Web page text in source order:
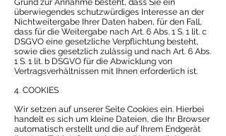
Grund zur Annahme besteht, dass Sie ein
überwiegendes schutzwürdiges Interesse an der
Nichtweitergabe Ihrer Daten haben, für den Fall,
dass für die Weitergabe nach Art. 6 Abs. 1 S. 1 lit. c
DSGVO eine gesetzliche Verpflichtung besteht,
sowie dies gesetzlich zulässig und nach Art. 6 Abs.
1 S. 1 lit. b DSGVO für die Abwicklung von
Vertragsverhältnissen mit Ihnen erforderlich ist.
4. COOKIES
Wir setzen auf unserer Seite Cookies ein. Hierbei
handelt es sich um kleine Dateien, die Ihr Browser
automatisch erstellt und die auf Ihrem Endgerät